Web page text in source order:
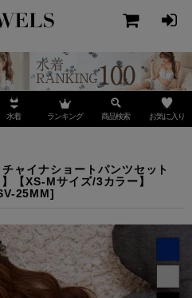
水着 ランキング 商品検索 お気に入り
ャイナショートパンツセット
【XS-Mサイズ/3カラー】
25MM]